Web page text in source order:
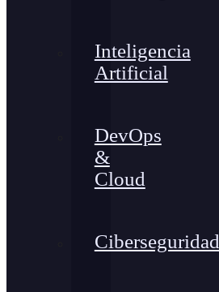
Inteligencia
Artificial
DevOps
&
Cloud
Ciberseguridad